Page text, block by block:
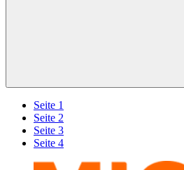
Seite 1
Seite 2
Seite 3
Seite 4